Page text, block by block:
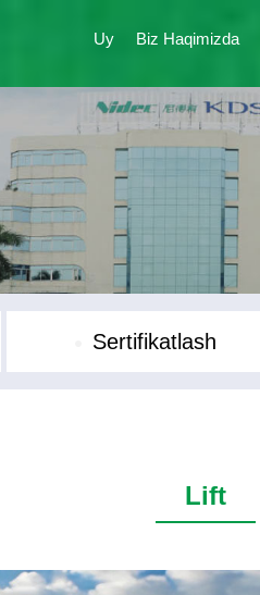
Uy Biz Haqimizda
Sertifikatlash
Lift